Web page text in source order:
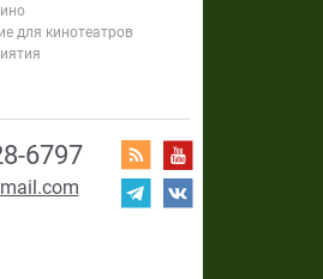
для кинотеатров
6797